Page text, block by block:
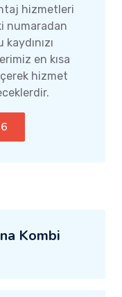
hizmetleri
numaradan
en kısa
hizmet
Kombi